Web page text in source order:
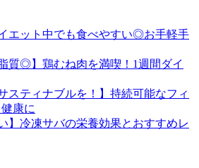
エット中でも食べやすい◎お手軽手
質◎】鶏むね肉を満喫！1週間ダイ
スティナブルを！】持続可能なフィ
康に
】冷凍サバの栄養効果とおすすめレ